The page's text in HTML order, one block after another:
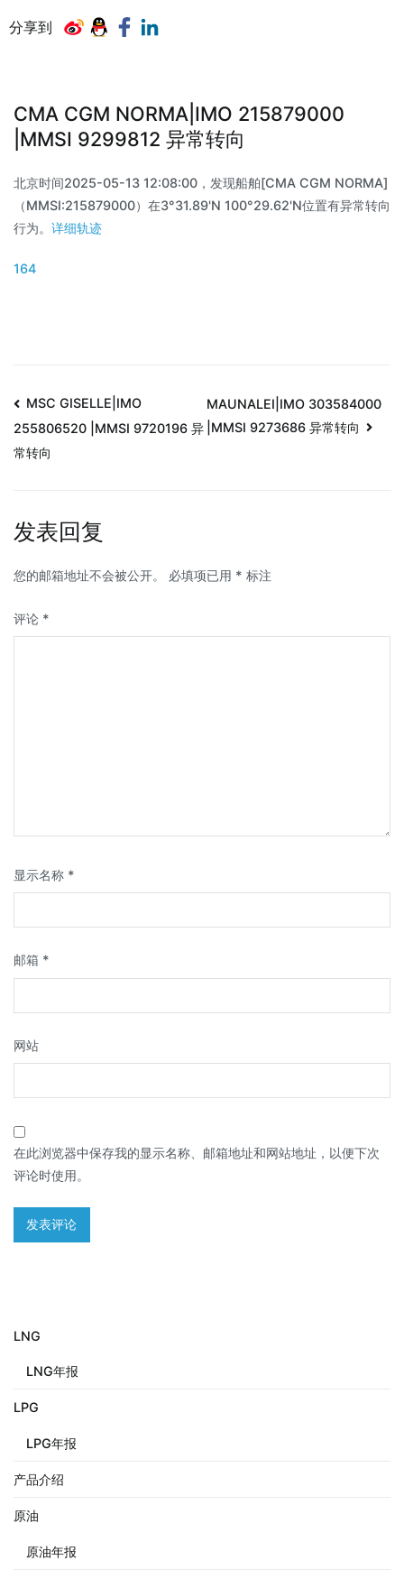
分享到
CMA CGM NORMA|IMO 215879000
|MMSI 9299812 异常转向
北京时间2025-05-13 12:08:00，发现船舶[CMA CGM NORMA]
（MMSI:215879000）在3°31.89'N 100°29.62'N位置有异常转向
行为。 详细轨迹
164
MSC GISELLE|IMO
255806520 |MMSI 9720196 异
常转向
MAUNALEI|IMO 303584000
|MMSI 9273686 异常转向
发表回复
您的邮箱地址不会被公开。 必填项已用 * 标注
评论 *
显示名称 *
邮箱 *
网站
在此浏览器中保存我的显示名称、邮箱地址和网站地址，以便下次
评论时使用。
LNG
LNG年报
LPG
LPG年报
产品介绍
原油
原油年报